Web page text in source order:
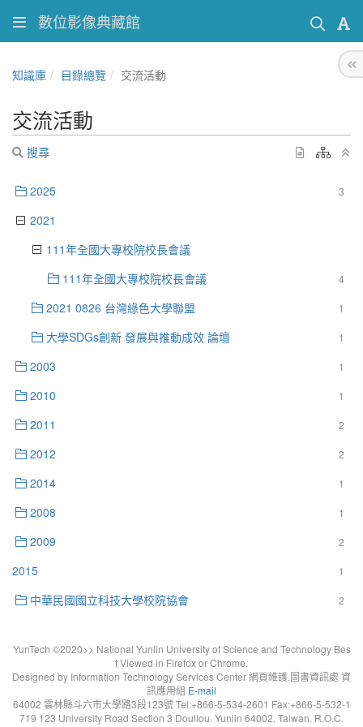
數位影像典藏館
知識庫 目錄總覽 交流活動
交流活動
搜尋
3
2025
2021
111年全國大專校院校長會議
4
111年全國大專校院校長會議
1
2021 0826 台灣綠色大學聯盟
1
大學SDGs創新 發展與推動成效 論壇
1
2003
1
2010
2
2011
2
2012
1
2014
1
2008
2
2009
1
2015
2
中華民國國立科技大學校院協會
YunTech ©2020>> National Yunlin University of Science and Technology Bes
t Viewed in Firefox or Chrome.
Designed by Information Technology Services Center 網頁維護.圖書資訊處 資
訊應用組 E-mail
64002 雲林縣斗六市大學路3段123號 Tel:+866-5-534-2601 Fax:+866-5-532-1
719 123 University Road Section 3 Douliou. Yunlin 64002. Taiwan. R.O.C.